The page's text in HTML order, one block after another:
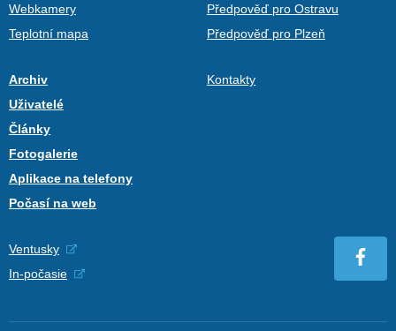
Webkamery
Teplotní mapa
Předpověď pro Ostravu
Předpověď pro Plzeň
Archiv
Uživatelé
Články
Fotogalerie
Aplikace na telefony
Počasí na web
Kontakty
Ventusky
In-počasie